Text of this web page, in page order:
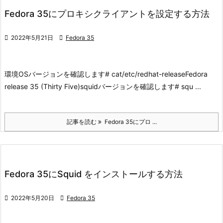
Fedora 35にプロキシクライアントを設定する方法
 2022年5月21日  Fedora 35
環境OSバージョンを確認します# cat/etc/redhat-releaseFedora
release 35 (Thirty Five)squidバージョンを確認します# squ ...
記事を読む Fedora 35にプロ ...
Fedora 35にSquid をインストールする方法
 2022年5月20日  Fedora 35